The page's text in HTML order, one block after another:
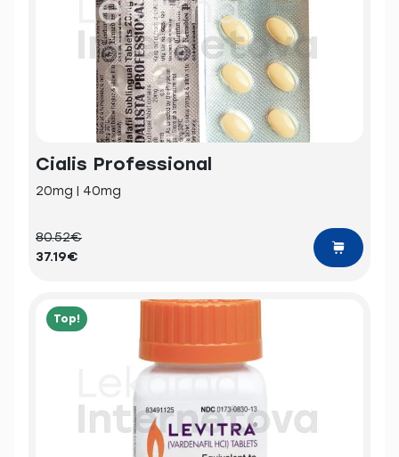
Cialis Professional
20mg | 40mg
80.52€
37.19€
Top!